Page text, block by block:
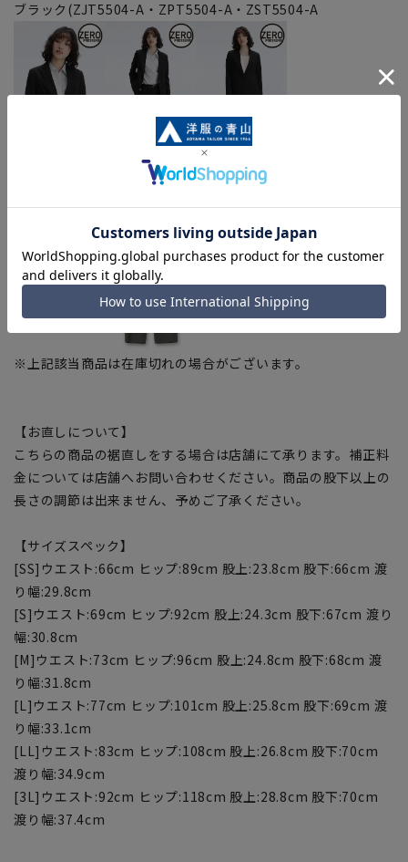
ブラック(ZJT5504-A・ZPT5504-A・ZST5504-A
グレー(ZJT4501-B・ZPT54501-B・ZST4501-B)
※上記該当商品は在庫切れの場合がございます。
【お直しについて】
こちらの商品の裾直しをする場合は店舗にて承ります。補正料
金については店舗へお問い合わせください。商品の股下以上の
長さの調節は出来ません、予めご了承ください。
【サイズスペック】
[SS]ウエスト:66cm ヒップ:89cm 股上:23.8cm 股下:66cm 渡
り幅:29.8cm
[S]ウエスト:69cm ヒップ:92cm 股上:24.3cm 股下:67cm 渡り
幅:30.8cm
[M]ウエスト:73cm ヒップ:96cm 股上:24.8cm 股下:68cm 渡
り幅:31.8cm
[L]ウエスト:77cm ヒップ:101cm 股上:25.8cm 股下:69cm 渡
り幅:33.1cm
[LL]ウエスト:83cm ヒップ:108cm 股上:26.8cm 股下:70cm
渡り幅:34.9cm
[3L]ウエスト:92cm ヒップ:118cm 股上:28.8cm 股下:70cm
渡り幅:37.4cm